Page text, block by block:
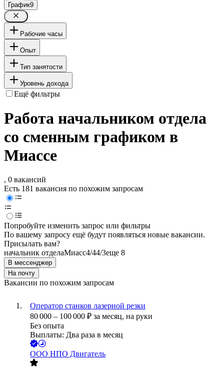
График9
Рабочие часы
Опыт
Тип занятости
Уровень дохода
Ещё фильтры
Работа начальником отдела
со сменным графиком в
Миассе
, 0 вакансий
Есть 181 вакансия по похожим запросам
Попробуйте изменить запрос или фильтры
По вашему запросу ещё будут появляться новые вакансии.
Присылать вам?
начальник отделаМиасс4/44/3еще 8
В мессенджер
На почту
Вакансии по похожим запросам
Оператор станков лазерной резки
80 000 – 100 000 ₽ за месяц, на руки
Без опыта
Выплаты: Два раза в месяц
ООО НПО Двигатель